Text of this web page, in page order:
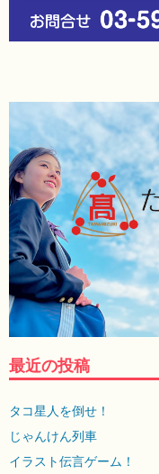
最近の投稿
タコ星人を倒せ！
じゃんけん列車
イラスト伝言ゲーム！